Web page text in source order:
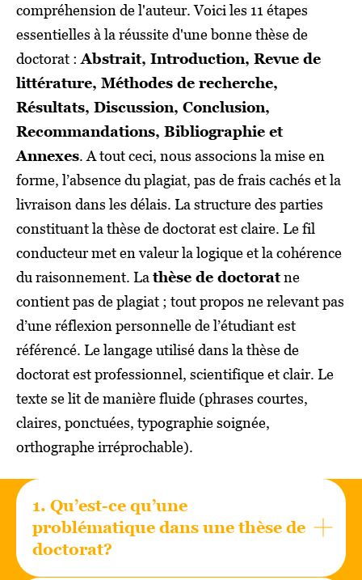
compréhension de l'auteur. Voici les 11 étapes
essentielles à la réussite d'une bonne thèse de
doctorat : Abstrait, Introduction, Revue de
littérature, Méthodes de recherche,
Résultats, Discussion, Conclusion,
Recommandations, Bibliographie et
Annexes. A tout ceci, nous associons la mise en
forme, l’absence du plagiat, pas de frais cachés et la
livraison dans les délais. La structure des parties
constituant la thèse de doctorat est claire. Le fil
conducteur met en valeur la logique et la cohérence
du raisonnement. La thèse de doctoratne
contient pas de plagiat ; tout propos ne relevant pas
d’une réflexion personnelle de l’étudiant est
référencé. Le langage utilisé dans la thèse de
doctorat est professionnel, scientifique et clair. Le
texte se lit de manière fluide (phrases courtes,
claires, ponctuées, typographie soignée,
orthographe irréprochable).
1. Qu’est-ce qu’une
problématique dans une thèse de
doctorat?